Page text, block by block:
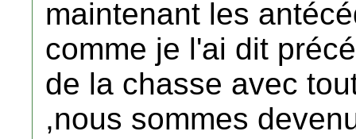
maintenant les
comme je l'ai dit
de la chasse avec
,nous sommes